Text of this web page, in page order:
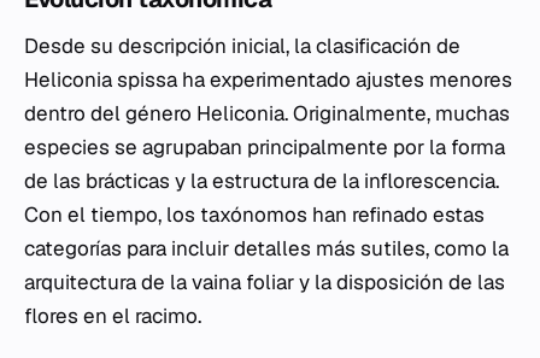
Desde su descripción inicial, la clasificación de
Heliconia spissa ha experimentado ajustes menores
dentro del género Heliconia. Originalmente, muchas
especies se agrupaban principalmente por la forma
de las brácticas y la estructura de la inflorescencia.
Con el tiempo, los taxónomos han refinado estas
categorías para incluir detalles más sutiles, como la
arquitectura de la vaina foliar y la disposición de las
flores en el racimo.